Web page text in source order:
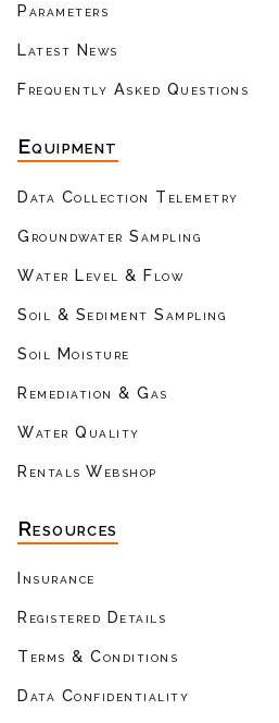
Parameters
Latest News
Frequently Asked Questions
Equipment
Data Collection Telemetry
Groundwater Sampling
Water Level & Flow
Soil & Sediment Sampling
Soil Moisture
Remediation & Gas
Water Quality
Rentals Webshop
Resources
Insurance
Registered Details
Terms & Conditions
Data Confidentiality